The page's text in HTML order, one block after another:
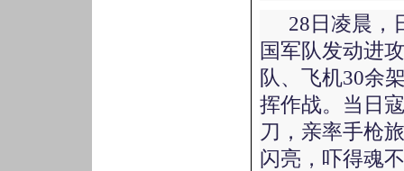
28日凌晨，
国军队发动进
队、飞机30余
挥作战。当日
刀，亲率手枪
闪亮，吓得魂